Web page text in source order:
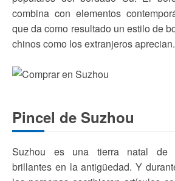
combina con elementos
que da como resultado un estilo de
chinos como los extranjeros aprecian.
Pincel de Suzhou
Suzhou es una tierra natal de
brillantes en la antigüedad. Y